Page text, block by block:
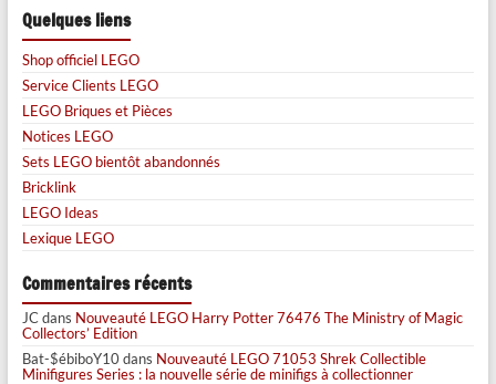
Quelques liens
Shop officiel LEGO
Service Clients LEGO
LEGO Briques et Pièces
Notices LEGO
Sets LEGO bientôt abandonnés
Bricklink
LEGO Ideas
Lexique LEGO
Commentaires récents
JCdans Nouveauté LEGO Harry Potter 76476 The Ministry of Magic
Collectors’ Edition
Bat-$ébiboY10dans Nouveauté LEGO 71053 Shrek Collectible
Minifigures Series : la nouvelle série de minifigs à collectionner